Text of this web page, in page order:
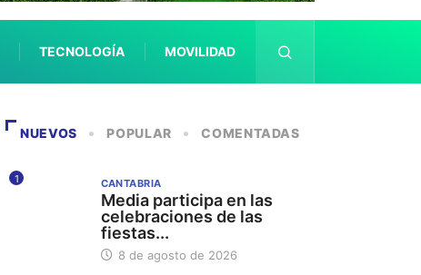
TECNOLOGÍA MOVILIDAD
NUEVOS POPULAR COMENTADAS
1 CANTABRIA
Media participa en las
celebraciones de las
fiestas...
8 de agosto de 2026